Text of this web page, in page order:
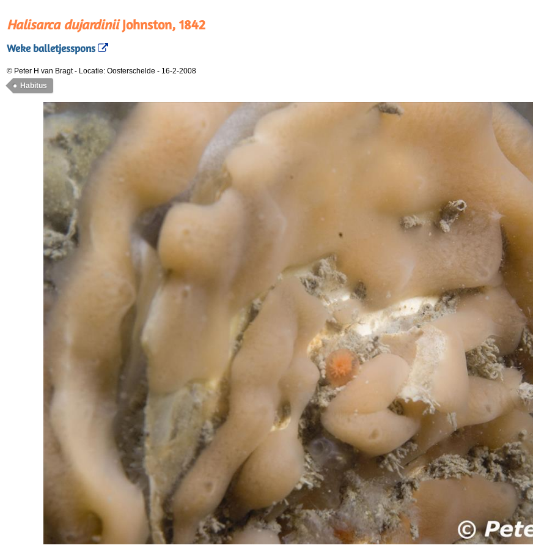
Halisarca dujardiniiJohnston, 1842
Weke balletjesspons
© Peter H van Bragt- Locatie: Oosterschelde - 16-2-2008
Habitus